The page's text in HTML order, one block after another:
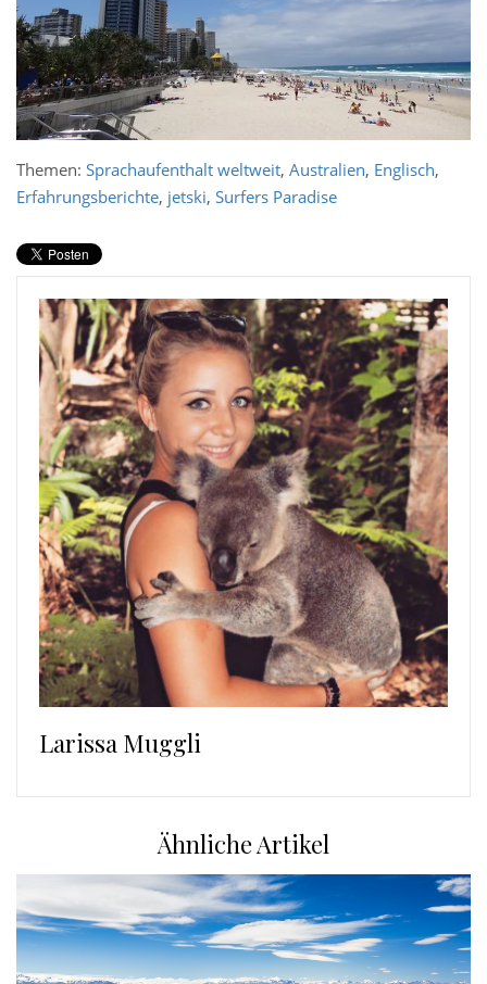
Themen: Sprachaufenthalt weltweit, Australien, Englisch,
Erfahrungsberichte, jetski, Surfers Paradise
Larissa Muggli
Ähnliche Artikel